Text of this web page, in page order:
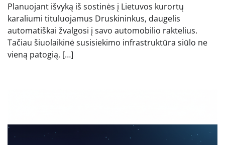
Planuojant išvyką iš sostinės į Lietuvos kurortų
karaliumi tituluojamus Druskininkus, daugelis
automatiškai žvalgosi į savo automobilio raktelius.
Tačiau šiuolaikinė susisiekimo infrastruktūra siūlo ne
vieną patogią, […]